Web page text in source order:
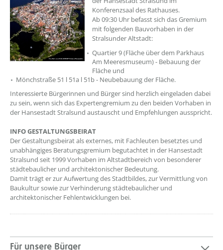
Konferenzsaal des Rathauses.
Ab 09:30 Uhr befasst sich das Gremium
mit folgenden Bauvorhaben in der
Stralsunder Altstadt:
Quartier 9 (Fläche über dem Parkhaus
Am Meeresmuseum) - Bebauung der
Fläche und
Mönchstraße 51 l 51a l 51b - Neubebauung der Fläche.
Interessierte Bürgerinnen und Bürger sind herzlich eingeladen dabei
zu sein, wenn sich das Expertengremium zu den beiden Vorhaben in
der Hansestadt Stralsund austauscht und Empfehlungen ausspricht.
INFO GESTALTUNGSBEIRAT
Der Gestaltungsbeirat als externes, mit Fachleuten besetztes und
unabhängiges Beratungsgremium begutachtet in der Hansestadt
Stralsund seit 1999 Vorhaben im Altstadtbereich von besonderer
städtebaulicher und architektonischer Bedeutung.
Damit trägt er zur Aufwertung des Stadtbildes, zur Vermittlung von
Baukultur sowie zur Verhinderung städtebaulicher und
architektonischer Fehlentwicklungen bei.
Für unsere Bürger